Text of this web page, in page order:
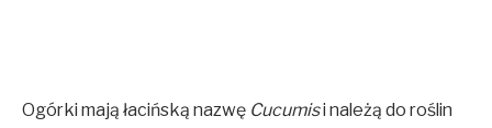
Ogórki mają łacińską nazwę Cucumisi należą do roślin